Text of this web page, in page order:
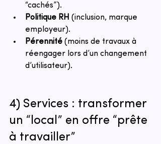
“cachés”).
Politique RH (inclusion, marque
employeur).
Pérennité (moins de travaux à
réengager lors d’un changement
d’utilisateur).
4) Services : transformer
un “local” en offre “prête
à travailler”